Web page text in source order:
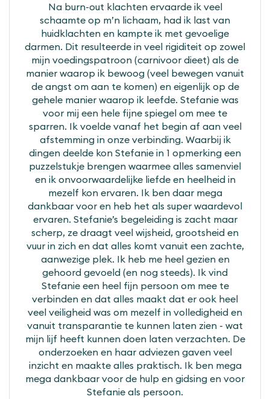
Na burn-out klachten ervaarde ik veel
schaamte op m’n lichaam, had ik last van
huidklachten en kampte ik met gevoelige
darmen. Dit resulteerde in veel rigiditeit op zowel
mijn voedingspatroon (carnivoor dieet) als de
manier waarop ik bewoog (veel bewegen vanuit
de angst om aan te komen) en eigenlijk op de
gehele manier waarop ik leefde. Stefanie was
voor mij een hele fijne spiegel om mee te
sparren. Ik voelde vanaf het begin af aan veel
afstemming in onze verbinding. Waarbij ik
dingen deelde kon Stefanie in 1 opmerking een
puzzelstukje brengen waarmee alles samenviel
en ik onvoorwaardelijke liefde en heelheid in
mezelf kon ervaren. Ik ben daar mega
dankbaar voor en heb het als super waardevol
ervaren. Stefanie’s begeleiding is zacht maar
scherp, ze draagt veel wijsheid, grootsheid en
vuur in zich en dat alles komt vanuit een zachte,
aanwezige plek. Ik heb me heel gezien en
gehoord gevoeld (en nog steeds). Ik vind
Stefanie een heel fijn persoon om mee te
verbinden en dat alles maakt dat er ook heel
veel veiligheid was om mezelf in volledigheid en
vanuit transparantie te kunnen laten zien - wat
mijn lijf heeft kunnen doen laten verzachten. De
onderzoeken en haar adviezen gaven veel
inzicht en maakte alles praktisch. Ik ben mega
mega dankbaar voor de hulp en gidsing en voor
Stefanie als persoon.